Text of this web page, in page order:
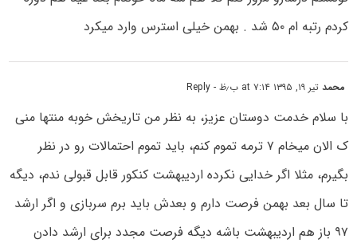
کردم رتبه ام ۵۰ شد . بهمن خیلی استرس وارد میکرد
محمدتیر ۱۹, ۱۳۹۵ at ۷:۱۴ ب٫ظ - Reply
با سلام خدمت دوستان عزیز، به نظر من تاریخش خوبه منتها منی
ک الان میخام ۷ ترمه تموم کنم، باید تموم احتمالات رو در نظر
بگیرم، مثلا اگر خدایی نکرده اردیبهشت کنکور قابل قبولی ندم، دیگه
تا سال بعد بهمن فرصت دارم و بعدش باید برم سربازی و اگر ارشد
۹۷ باز هم اردیبهشت باشه دیگه فرصت مجدد برای ارشد دادن